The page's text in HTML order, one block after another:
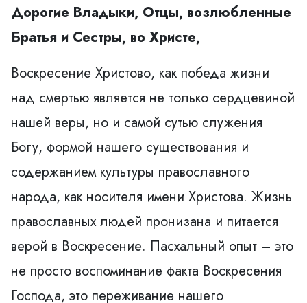
Дорогие Владыки, Отцы, возлюбленные
Братья и Сестры, во Христе,
Воскресение Христово, как победа жизни
над смертью является не только сердцевиной
нашей веры, но и самой сутью служения
Богу, формой нашего существования и
содержанием культуры православного
народа, как носителя имени Христова. Жизнь
православных людей пронизана и питается
верой в Воскресение. Пасхальный опыт – это
не просто воспоминание факта Воскресения
Господа, это переживание нашего